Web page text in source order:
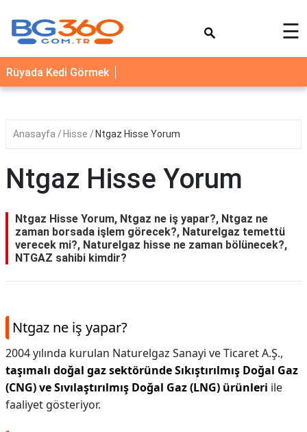
YEMEK
TARİFLERİ
SAĞLIK
☰
Rüyada Kedi Görmek
Anasayfa Hisse Ntgaz Hisse Yorum
Ntgaz Hisse Yorum
Ntgaz Hisse Yorum, Ntgaz ne iş yapar?, Ntgaz ne
zaman borsada işlem görecek?, Naturelgaz temettü
verecek mi?, Naturelgaz hisse ne zaman bölünecek?,
NTGAZ sahibi kimdir?
Ntgaz ne iş yapar?
2004 yılında kurulan Naturelgaz Sanayi ve Ticaret A.Ş.,
taşımalı doğal gaz sektöründe Sıkıştırılmış Doğal Gaz
(CNG) ve Sıvılaştırılmış Doğal Gaz (LNG) ürünleri ile
faaliyet gösteriyor.